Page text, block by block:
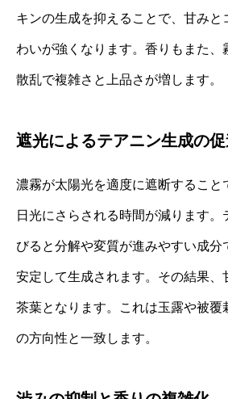
キンの生成を抑えることで、甘みと
わいが強くなります。香りもまた、
散乱で複雑さと上品さが増します。
遮光によるテアニン生成の促
濃霧が太陽光を適度に遮断すること
日光にさらされる時間が減ります。
びると分解や変質が進みやすい成分
安定して生成されます。その結果、
茶葉となります。これは玉露や被覆
の方向性と一致します。